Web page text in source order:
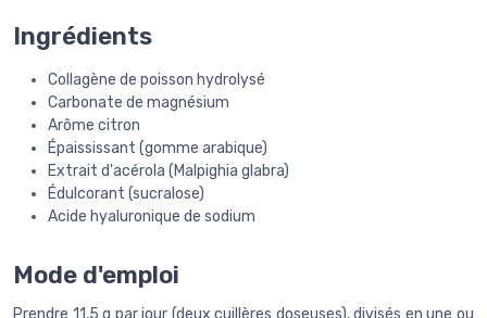
Ingrédients
Collagène de poisson hydrolysé
Carbonate de magnésium
Arôme citron
Épaississant (gomme arabique)
Extrait d'acérola (Malpighia glabra)
Édulcorant (sucralose)
Acide hyaluronique de sodium
Mode d'emploi